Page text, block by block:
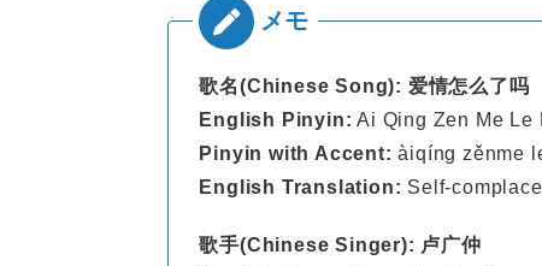
歌名(Chinese Song): 爱情怎么了吗
English Pinyin: Ai Qing Zen Me Le
Pinyin with Accent:àiqíng zěnme
English Translation: Self-
歌手(Chinese Singer): 卢广仲